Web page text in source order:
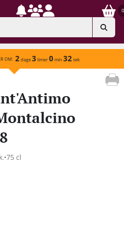
0
OM: 2 dage3 timer0 min 32 sek
75 cl